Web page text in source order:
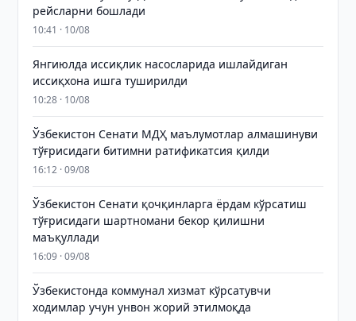
рейсларни бошлади
10:41 · 10/08
Янгиюлда иссиқлик насосларида ишлайдиган
иссиқхона ишга туширилди
10:28 · 10/08
Ўзбекистон Сенати МДҲ маълумотлар алмашинуви
тўғрисидаги битимни ратификатсия қилди
16:12 · 09/08
Ўзбекистон Сенати қочқинларга ёрдам кўрсатиш
тўғрисидаги шартномани бекор қилишни
маъқуллади
16:09 · 09/08
Ўзбекистонда коммунал хизмат кўрсатувчи
ходимлар учун унвон жорий этилмоқда